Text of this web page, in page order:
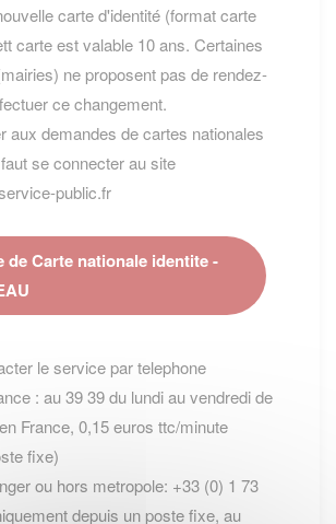
carte d'identité (format carte
carte est valable 10 ans. Certaines
ne proposent pas de rendez-
ce changement.
aux demandes de cartes nationales
se connecter au site
public.fr
de Carte nationale identite -
le service par telephone
: au 39 39 du lundi au vendredi de
France, 0,15 euros ttc/minute
fixe)
ou hors metropole: +33 (0) 1 73
depuis un poste fixe, au